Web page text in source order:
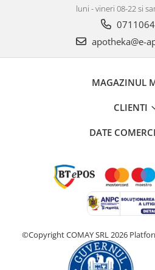
luni - vineri 08-22 si
apotheka@e-
MAGAZINUL
CLIENTI
DATE
©Copyright COMAY SRL 2026